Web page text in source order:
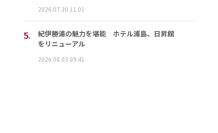
2026.07.30 11:01
5.
紀伊勝浦の魅力を堪能 ホテル浦島、日昇館
をリニューアル
2026.08.03 09:41